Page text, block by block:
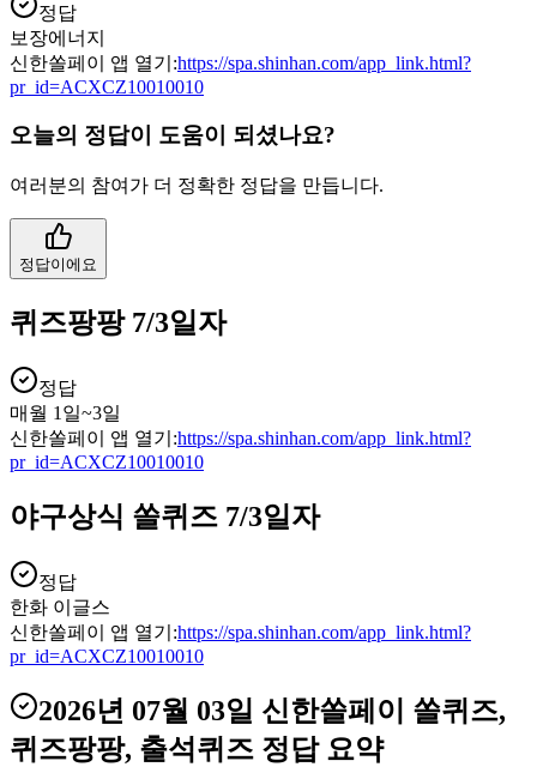
정답
보장에너지
신한쏠페이 앱 열기:https://spa.shinhan.com/app_link.html?
pr_id=ACXCZ10010010
오늘의 정답이 도움이 되셨나요?
여러분의 참여가 더 정확한 정답을 만듭니다.
정답이에요
퀴즈팡팡 7/3일자
정답
매월 1일~3일
신한쏠페이 앱 열기:https://spa.shinhan.com/app_link.html?
pr_id=ACXCZ10010010
야구상식 쏠퀴즈 7/3일자
정답
한화 이글스
신한쏠페이 앱 열기:https://spa.shinhan.com/app_link.html?
pr_id=ACXCZ10010010
2026년 07월 03일 신한쏠페이 쏠퀴즈,
퀴즈팡팡, 출석퀴즈 정답 요약